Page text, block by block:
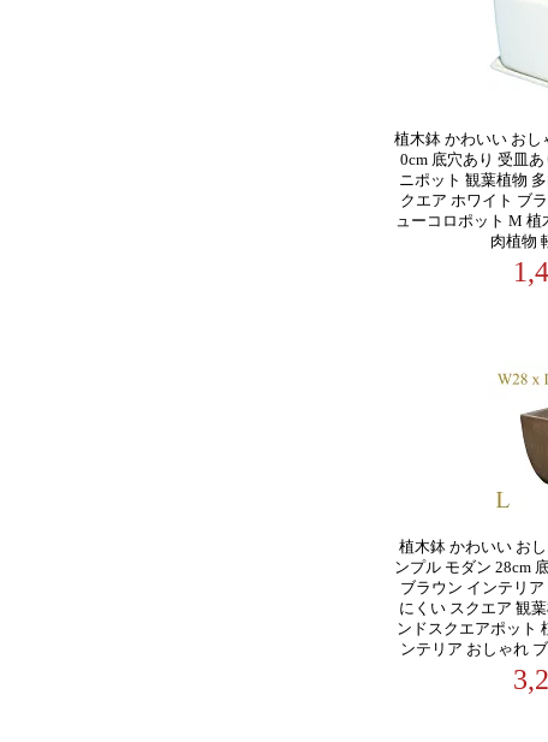
植木鉢 かわいい おし
0cm 底穴あり 受皿
ニポット 観葉植物
クエア ホワイト ブ
ューコロポット M 植
肉植物
植木鉢 かわいい お
ンプル モダン 28cm
ブラウン インテリ
にくい スクエア 観
ンドスクエアポット
ンテリア おしゃれ